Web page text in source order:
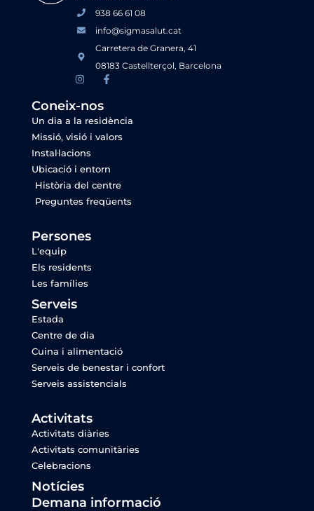
938 66 61 08
info@sigmasalut.cat
Carretera de Granera, 41
08183 Castellterçol, Barcelona
Coneix-nos
Un dia a la residència
Missió, visió i valors
Instal·lacions
Ubicació i entorn
Història del centre
Preguntes freqüents
Persones
L'equip
Els residents
Les famílies
Serveis
Estada
Centre de dia
Cuina i alimentació
Serveis de benestar i confort
Serveis assistencials
Activitats
Activitats diàries
Activitats comunitàries
Celebracions
Notícies
Demana informació